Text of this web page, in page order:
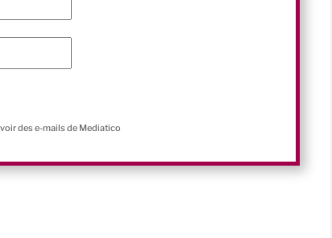
des e-mails de Mediatico